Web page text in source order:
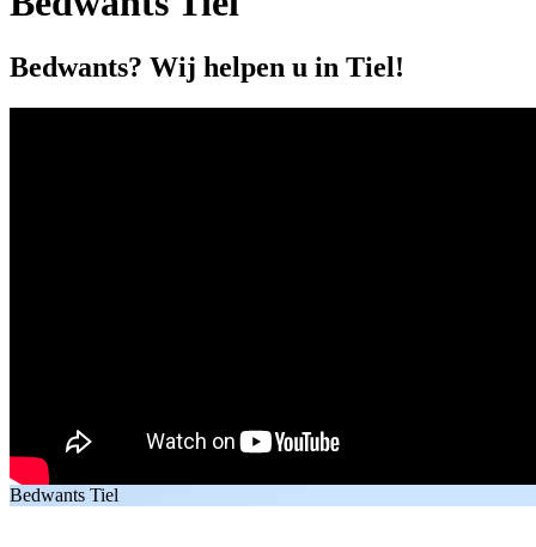
Bedwants? Wij helpen u in Tiel!
Bedwants Tiel